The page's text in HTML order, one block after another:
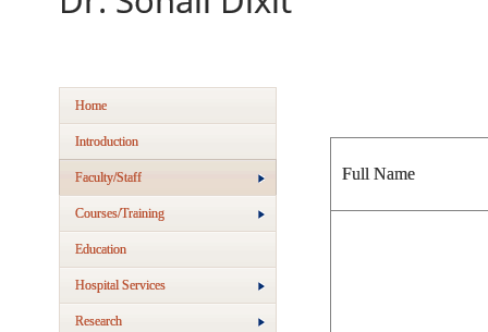
Home
Introduction
Faculty/Staff
Courses/Training
Education
Hospital Services
Research
Full Name